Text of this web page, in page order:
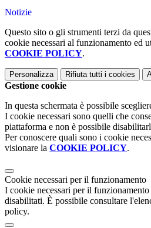
Notizie
Questo sito o gli strumenti terzi da
cookie necessari al funzionamento ed
COOKIE POLICY.
Personalizza Rifiuta tutti i cookies
Gestione cookie
In questa schermata è possibile
I cookie necessari sono quelli che
piattaforma e non è possibile
Per conoscere quali sono i cookie
visionare la COOKIE POLICY.
Cookie necessari per il funzionamento
I cookie necessari per il funzionamento
disabilitati. È possibile consultare
policy.